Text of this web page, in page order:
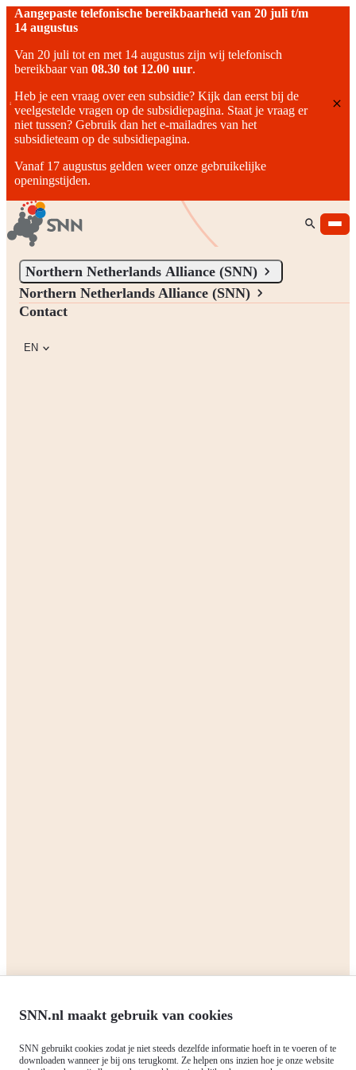
SNN.nl maakt gebruik van cookies
SNN gebruikt cookies zodat je niet steeds dezelfde informatie hoeft in te voeren of te
downloaden wanneer je bij ons terugkomt. Ze helpen ons inzien hoe je onze website
Aangepaste telefonische bereikbaarheid van 20 juli t/m
14 augustus
Van 20 juli tot en met 14 augustus zijn wij telefonisch
bereikbaar van08.30 tot 12.00 uur.
Heb je een vraag over een subsidie? Kijk dan eerst bij de
veelgestelde vragen op de subsidiepagina. Staat je vraag er
niet tussen? Gebruik dan het e-mailadres van het
subsidieteam op de subsidiepagina.
Vanaf 17 augustus gelden weer onze gebruikelijke
openingstijden.
Northern Netherlands Alliance (SNN)
Northern Netherlands Alliance (SNN)
Contact
EN
Northern Netherlands Alliance (SNN)
We stimulate, facilitate, and connect people, ideas, and ambitions
that contribute to the development of Northern Netherlands.
All grants All grants